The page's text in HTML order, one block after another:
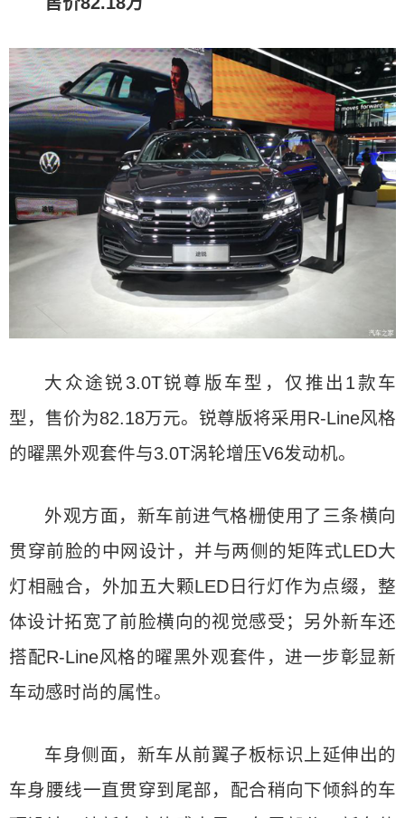
大众途锐3.0T锐尊版车型，仅推出1款车
型，售价为82.18万元。锐尊版将采用R-Line风格
的曜黑外观套件与3.0T涡轮增压V6发动机。
外观方面，新车前进气格栅使用了三条横向
贯穿前脸的中网设计，并与两侧的矩阵式LED大
灯相融合，外加五大颗LED日行灯作为点缀，整
体设计拓宽了前脸横向的视觉感受；另外新车还
搭配R-Line风格的曜黑外观套件，进一步彰显新
车动感时尚的属性。
车身侧面，新车从前翼子板标识上延伸出的
车身腰线一直贯穿到尾部，配合稍向下倾斜的车